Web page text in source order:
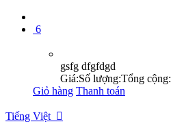
6
gsfg dfgfdgd
Giá:Số lượng:Tổng cộng:
Giỏ hàng Thanh toán
Tiếng Việt 